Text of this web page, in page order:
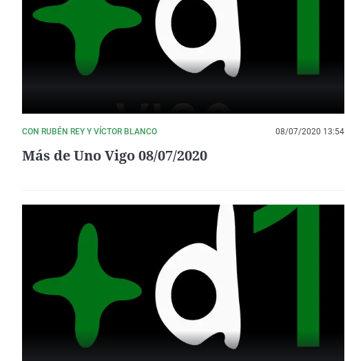
CON RUBÉN REY Y VÍCTOR BLANCO 08/07/2020 13:54
Más de Uno Vigo 08/07/2020